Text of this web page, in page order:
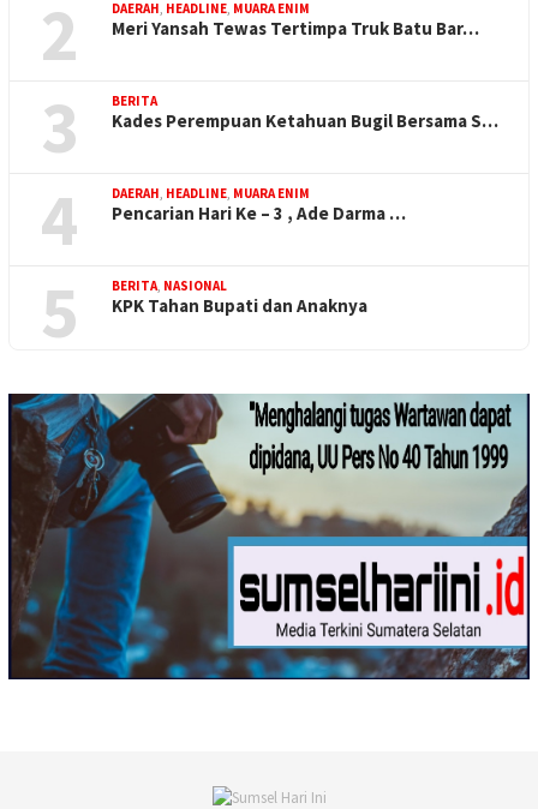
2 DAERAH, HEADLINE, MUARA ENIM
Meri Yansah Tewas Tertimpa Truk Batu Bar…
3 BERITA
Kades Perempuan Ketahuan Bugil Bersama S…
4 DAERAH, HEADLINE, MUARA ENIM
Pencarian Hari Ke – 3 , Ade Darma …
5 BERITA, NASIONAL
KPK Tahan Bupati dan Anaknya